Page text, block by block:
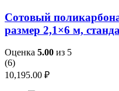
Сотовый
размер 2,1×6 м,
Оценка 5.00 из 5
(6)
10,195.00 ₽